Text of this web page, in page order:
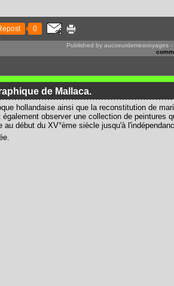
0
Published by aucoeurdemesvoyages -
de Mallaca.
hollandaise ainsi que la reconstitution de
observer une collection de peintures
début du XV°ème siècle jusqu'à